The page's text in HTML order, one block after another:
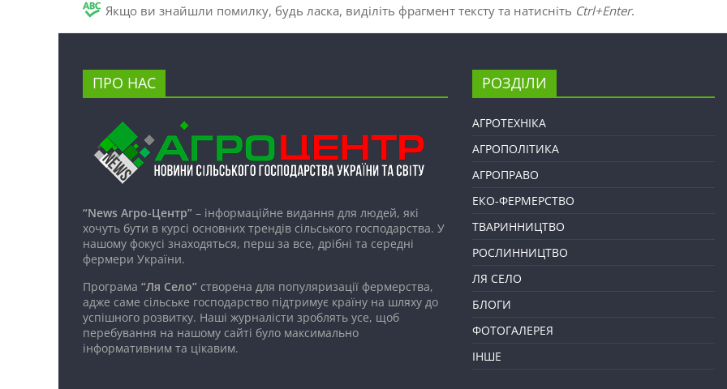
Якщо ви знайшли помилку, будь ласка, виділіть фрагмент тексту та натисніть Ctrl+Enter.
ПРО НАС
“News Агро-Центр” – інформаційне видання для людей, які
хочуть бути в курсі основних трендів сільського господарства. У
нашому фокусі знаходяться, перш за все, дрібні та середні
фермери України.
Програма “Ля Село” створена для популяризації фермерства,
адже саме сільське господарство підтримує країну на шляху до
успішного розвитку. Наші журналісти зроблять усе, щоб
перебування на нашому сайті було максимально
інформативним та цікавим.
РОЗДІЛИ
АГРОТЕХНІКА
АГРОПОЛІТИКА
АГРОПРАВО
ЕКО-ФЕРМЕРСТВО
ТВАРИННИЦТВО
РОСЛИННИЦТВО
ЛЯ СЕЛО
БЛОГИ
ФОТОГАЛЕРЕЯ
ІНШЕ